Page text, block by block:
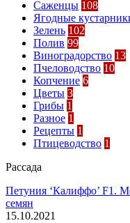
Саженцы 108
Ягодные
Зелень 102
Полив 99
Виноградорство 13
Пчеловодство 10
Копчение 6
Цветы 3
Грибы 1
Разное 1
Рецепты 1
Птицеводство 1
Рассада
Петуния ‘Калиффо’ F1.
семян
15.10.2021